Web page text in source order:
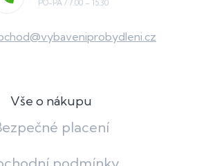
@vybaveniprobydleni.cz
Vše o nákupu
placení